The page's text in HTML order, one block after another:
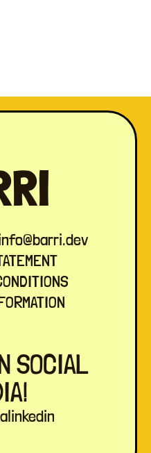
info@barri.dev
SOCIAL
linkedin
info@barri.dev
SOCIAL
linkedin